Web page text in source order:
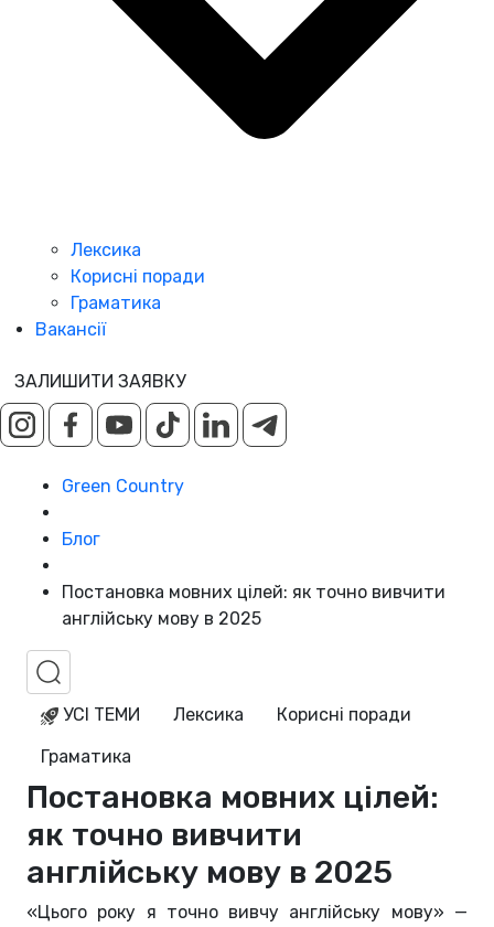
Лексика
Корисні поради
Граматика
Вакансії
ЗАЛИШИТИ ЗАЯВКУ
Green Country
Блог
Постановка мовних цілей: як точно вивчити
англійську мову в 2025
УСІ ТЕМИ Лексика
Корисні поради
Граматика
Постановка мовних цілей:
як точно вивчити
англійську мову в 2025
«Цього року я точно вивчу англійську мову» —